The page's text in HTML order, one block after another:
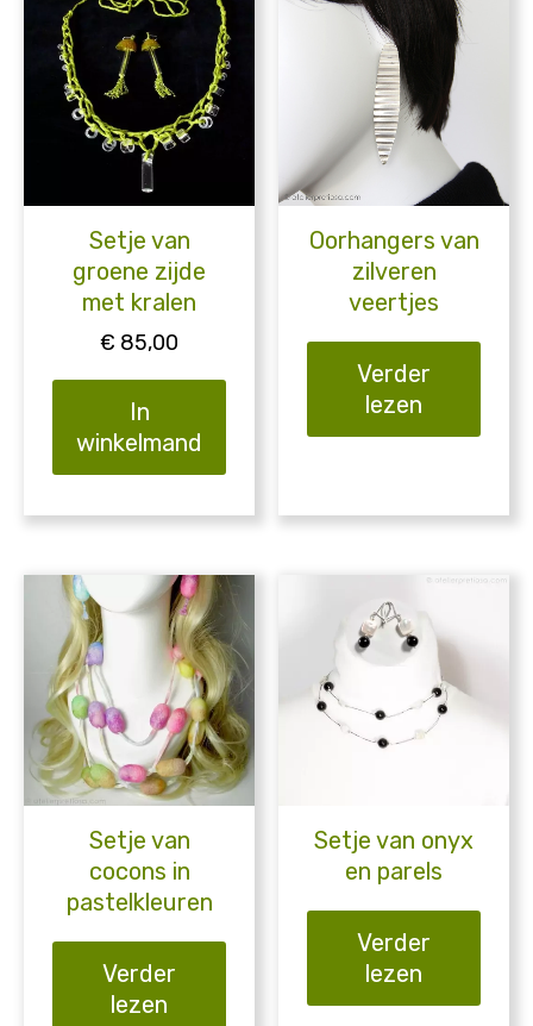
Setje van
groene zijde
met kralen
€ 85,00
In
winkelmand
Oorhangers van
zilveren
veertjes
Verder
lezen
Setje van
cocons in
pastelkleuren
Verder
lezen
Setje van onyx
en parels
Verder
lezen